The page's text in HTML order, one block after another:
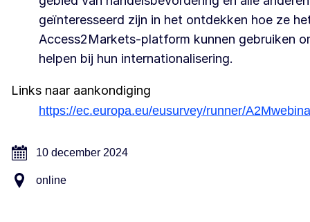
geïnteresseerd zijn in het ontdekken hoe ze
Access2Markets-platform kunnen gebruiken
helpen bij hun internationalisering.
Links naar aankondiging
https://ec.europa.eu/eusurvey/runner/
10 december 2024
online